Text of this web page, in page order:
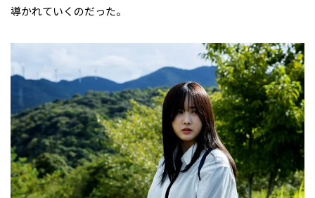
導かれていくのだった。